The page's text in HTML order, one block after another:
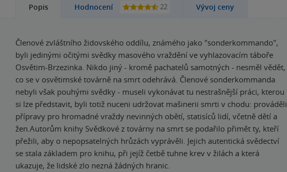
Popis Hodnocení 22 Vývoj ceny
Členové zvláštního židovského oddílu, známého jako "sonderkommando",
byli jedi­nými očitými svědky masového vraždění ve vyhlazovacím táboře
Osvětim-Brzezinka. Nikdo jiný - kromě pachatelů samotných - nesměl vědět,
co se v osvětimské továrně na smrt odehrává. Členové sonderkomman­da
nebyli však pouhými svědky - museli vykonávat tu nestrašnější práci, kterou
si lze představit, byli totiž nuceni udržovat maši­nerii smrti v chodu: prováděli
přípravy pro hromadné vraždy nevinných obětí, statisíců lidí, včetně dětí a
žen.Autorům knihy Svědkové z továrny na smrt se podařilo přimět ty, kteří
přežili, aby o nepopsatelných hrůzách vyprávěli. Jejich autentická svědectví
se stala základem pro knihu, při jejíž četbě tuhne krev v žilách a která
ukazuje, že lidské zlo nezná žádných hranic.